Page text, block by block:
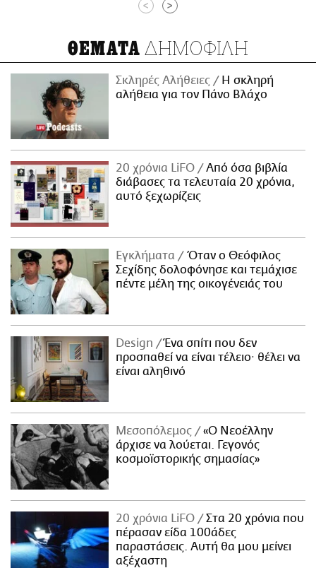
< >
ΘΕΜΑΤΑ ΔΗΜΟΦΙΛΗ
Σκληρές Αλήθειες
H σκληρή
αλήθεια για τον Πάνο Βλάχο
20 χρόνια LiFO
Από όσα βιβλία
διάβασες τα τελευταία 20 χρόνια,
αυτό ξεχωρίζεις
Εγκλήματα
Όταν ο Θεόφιλος
Σεχίδης δολοφόνησε και τεμάχισε
πέντε μέλη της οικογένειάς του
Design
Ένα σπίτι που δεν
προσπαθεί να είναι τέλειο· θέλει να
είναι αληθινό
Μεσοπόλεμος
«Ο Νεοέλλην
άρχισε να λούεται. Γεγονός
κοσμοϊστορικής σημασίας»
20 χρόνια LiFO
Στα 20 χρόνια που
πέρασαν είδα 100άδες
παραστάσεις. Αυτή θα μου μείνει
αξέχαστη